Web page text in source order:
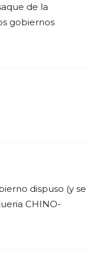
de la
gobiernos
dispuso (y se
CHINO-